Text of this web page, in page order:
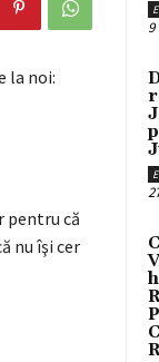
la noi:
pentru că
nu îşi cer
9